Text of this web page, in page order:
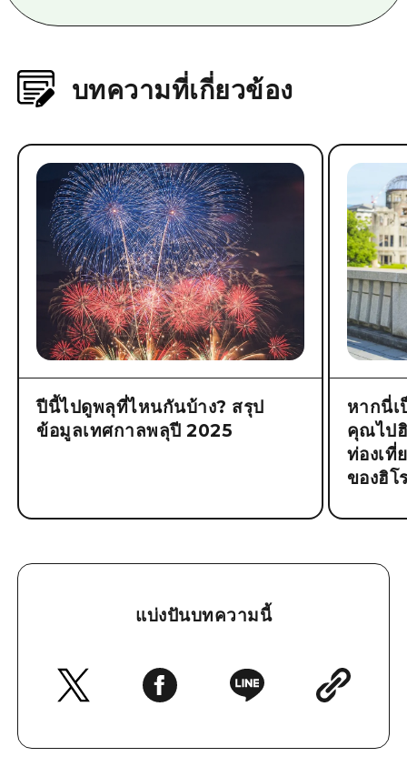
บทความที่เกี่ยวข้อง
ปีนี้ไปดูพลุที่ไหนกันบ้าง? สรุป
ข้อมูลเทศกาลพลุปี 2025
หากนี่เ
คุณไป
ท่องเที่
ของฮิโ
แบ่งปันบทความนี้